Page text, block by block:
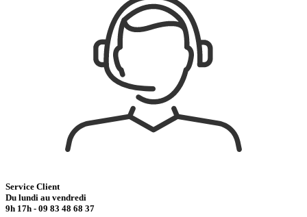
Service Client
Du lundi au vendredi
9h 17h - 09 83 48 68 37